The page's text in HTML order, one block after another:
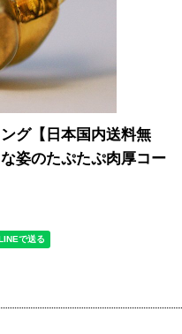
グ【日本国内送料無
姿のたぷたぷ肉厚コー